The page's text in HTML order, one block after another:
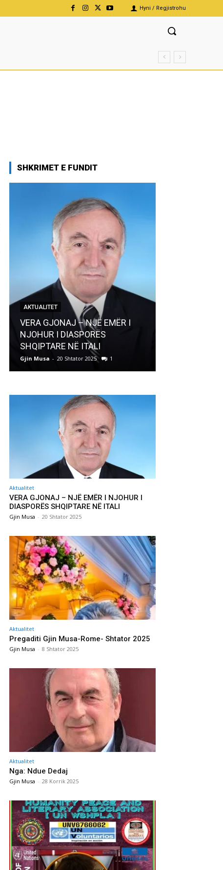
Hyni / Regjistrohu
SHKRIMET E FUNDIT
AKTUALITET
VERA GJONAJ – NJË EMËR I
NJOHUR I DIASPORËS
SHQIPTARE NË ITALI
Gjin Musa - 20 Shtator 2025 1
Aktualitet
VERA GJONAJ – NJË EMËR I NJOHUR I
DIASPORËS SHQIPTARE NË ITALI
Gjin Musa - 20 Shtator 2025
Aktualitet
Pregaditi Gjin Musa-Rome- Shtator 2025
Gjin Musa - 8 Shtator 2025
Aktualitet
Nga: Ndue Dedaj
Gjin Musa - 28 Korrik 2025